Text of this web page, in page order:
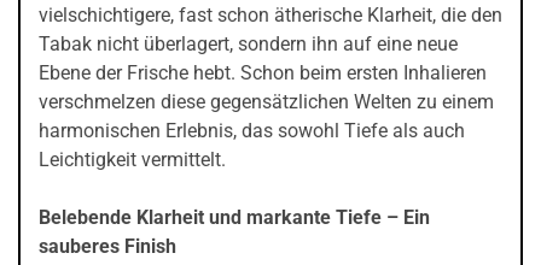
vielschichtigere, fast schon ätherische Klarheit, die den
Tabak nicht überlagert, sondern ihn auf eine neue
Ebene der Frische hebt. Schon beim ersten Inhalieren
verschmelzen diese gegensätzlichen Welten zu einem
harmonischen Erlebnis, das sowohl Tiefe als auch
Leichtigkeit vermittelt.
Belebende Klarheit und markante Tiefe – Ein
sauberes Finish